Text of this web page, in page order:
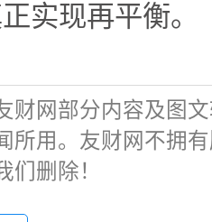
实现再平衡。
财网部分内容及图
所用。友财网不拥
们删除！